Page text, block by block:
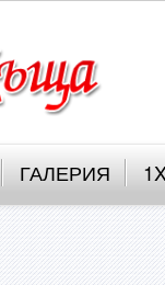
ГАЛЕРИЯ